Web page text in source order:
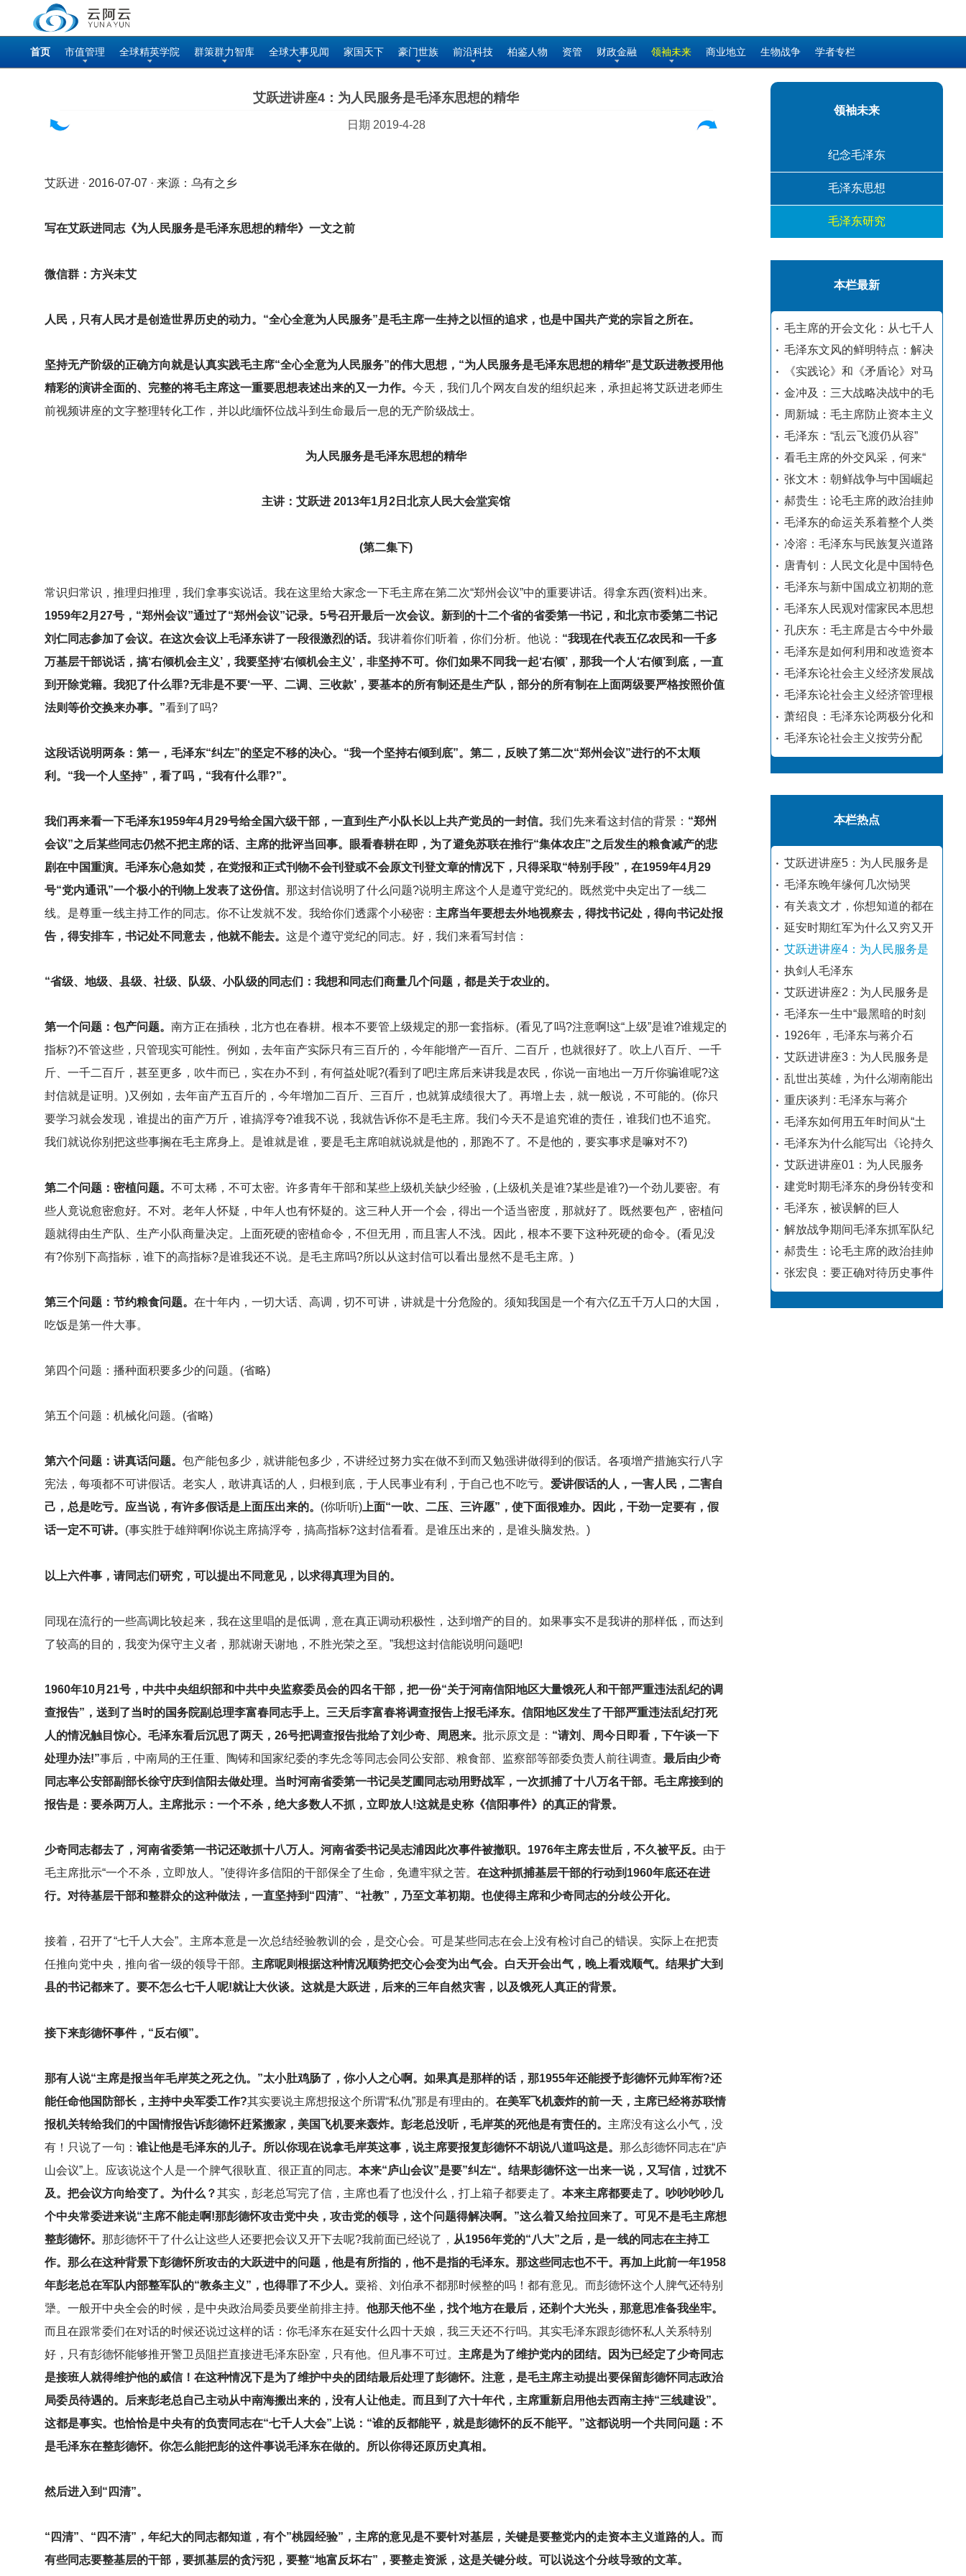
首页 市值管理 全球精英学院 群策群力智库 全球大事见闻 家国天下 豪门世族 前沿科技 柏鉴人物 资管 财政金融 领袖未来 商业地立 生物战争 学者专栏
艾跃进讲座4：为人民服务是毛泽东思想的精华
日期 2019-4-28
艾跃进 · 2016-07-07 · 来源：乌有之乡
写在艾跃进同志《为人民服务是毛泽东思想的精华》一文之前
微信群：方兴未艾
人民，只有人民才是创造世界历史的动力。“全心全意为人民服务”是毛主席一生持之以恒的追求，也是中国共产党的宗旨之所在。
坚持无产阶级的正确方向就是认真实践毛主席“全心全意为人民服务”的伟大思想，“为人民服务是毛泽东思想的精华”是艾跃进教授用他
精彩的演讲全面的、完整的将毛主席这一重要思想表述出来的又一力作。 今天，我们几个网友自发的组织起来，承担起将艾跃进老师生
前视频讲座的文字整理转化工作，并以此缅怀位战斗到生命最后一息的无产阶级战士。
为人民服务是毛泽东思想的精华
主讲：艾跃进 2013年1月2日北京人民大会堂宾馆
(第二集下)
常识归常识，推理归推理，我们拿事实说话。我在这里给大家念一下毛主席在第二次“郑州会议”中的重要讲话。得拿东西(资料)出来。
1959年2月27号，“郑州会议”通过了“郑州会议”记录。5号召开最后一次会议。新到的十二个省的省委第一书记，和北京市委第二书记
刘仁同志参加了会议。在这次会议上毛泽东讲了一段很激烈的话。 我讲着你们听着，你们分析。他说： “我现在代表五亿农民和一千多
万基层干部说话，搞‘右倾机会主义’，我要坚持‘右倾机会主义’，非坚持不可。你们如果不同我一起‘右倾’，那我一个人‘右倾’到底，一直
到开除党籍。我犯了什么罪?无非是不要‘一平、二调、三收款’，要基本的所有制还是生产队，部分的所有制在上面两级要严格按照价值
法则等价交换来办事。”看到了吗?
这段话说明两条：第一，毛泽东“纠左”的坚定不移的决心。“我一个坚持右倾到底”。第二，反映了第二次“郑州会议”进行的不太顺
利。“我一个人坚持”，看了吗，“我有什么罪?”。
我们再来看一下毛泽东1959年4月29号给全国六级干部，一直到生产小队长以上共产党员的一封信。 我们先来看这封信的背景： “郑州
会议”之后某些同志仍然不把主席的话、主席的批评当回事。眼看春耕在即，为了避免苏联在推行“集体农庄”之后发生的粮食减产的悲
剧在中国重演。毛泽东心急如焚，在党报和正式刊物不会刊登或不会原文刊登文章的情况下，只得采取“特别手段”，在1959年4月29
号“党内通讯”一个极小的刊物上发表了这份信。 那这封信说明了什么问题?说明主席这个人是遵守党纪的。既然党中央定出了一线二
线。是尊重一线主持工作的同志。你不让发就不发。我给你们透露个小秘密： 主席当年要想去外地视察去，得找书记处，得向书记处报
告，得安排车，书记处不同意去，他就不能去。 这是个遵守党纪的同志。好，我们来看写封信：
“省级、地级、县级、社级、队级、小队级的同志们：我想和同志们商量几个问题，都是关于农业的。
第一个问题：包产问题。 南方正在插秧，北方也在春耕。根本不要管上级规定的那一套指标。(看见了吗?注意啊!这“上级”是谁?谁规定的
指标?)不管这些，只管现实可能性。例如，去年亩产实际只有三百斤的，今年能增产一百斤、二百斤，也就很好了。吹上八百斤、一千
斤、一千二百斤，甚至更多，吹牛而已，实在办不到，有何益处呢?(看到了吧!主席后来讲我是农民，你说一亩地出一万斤你骗谁呢?这
封信就是证明。)又例如，去年亩产五百斤的，今年增加二百斤、三百斤，也就算成绩很大了。再增上去，就一般说，不可能的。(你只
要学习就会发现，谁提出的亩产万斤，谁搞浮夸?谁我不说，我就告诉你不是毛主席。我们今天不是追究谁的责任，谁我们也不追究。
我们就说你别把这些事搁在毛主席身上。是谁就是谁，要是毛主席咱就说就是他的，那跑不了。不是他的，要实事求是嘛对不?)
第二个问题：密植问题。 不可太稀，不可太密。许多青年干部和某些上级机关缺少经验，(上级机关是谁?某些是谁?)一个劲儿要密。有
些人竟说愈密愈好。不对。老年人怀疑，中年人也有怀疑的。这三种人开一个会，得出一个适当密度，那就好了。既然要包产，密植问
题就得由生产队、生产小队商量决定。上面死硬的密植命令，不但无用，而且害人不浅。因此，根本不要下这种死硬的命令。(看见没
有?你别下高指标，谁下的高指标?是谁我还不说。是毛主席吗?所以从这封信可以看出显然不是毛主席。)
第三个问题：节约粮食问题。 在十年内，一切大话、高调，切不可讲，讲就是十分危险的。须知我国是一个有六亿五千万人口的大国，
吃饭是第一件大事。
第四个问题：播种面积要多少的问题。(省略)
第五个问题：机械化问题。(省略)
第六个问题：讲真话问题。 包产能包多少，就讲能包多少，不讲经过努力实在做不到而又勉强讲做得到的假话。各项增产措施实行八字
宪法，每项都不可讲假话。老实人，敢讲真话的人，归根到底，于人民事业有利，于自己也不吃亏。 爱讲假话的人，一害人民，二害自
己，总是吃亏。应当说，有许多假话是上面压出来的。 (你听听) 上面“一吹、二压、三许愿”，使下面很难办。因此，干劲一定要有，假
话一定不可讲。 (事实胜于雄辩啊!你说主席搞浮夸，搞高指标?这封信看看。是谁压出来的，是谁头脑发热。)
以上六件事，请同志们研究，可以提出不同意见，以求得真理为目的。
同现在流行的一些高调比较起来，我在这里唱的是低调，意在真正调动积极性，达到增产的目的。如果事实不是我讲的那样低，而达到
了较高的目的，我变为保守主义者，那就谢天谢地，不胜光荣之至。”我想这封信能说明问题吧!
1960年10月21号，中共中央组织部和中共中央监察委员会的四名干部，把一份“关于河南信阳地区大量饿死人和干部严重违法乱纪的调
查报告”，送到了当时的国务院副总理李富春同志手上。三天后李富春将调查报告上报毛泽东。信阳地区发生了干部严重违法乱纪打死
人的情况触目惊心。毛泽东看后沉思了两天，26号把调查报告批给了刘少奇、周恩来。 批示原文是： “请刘、周今日即看，下午谈一下
处理办法!”事后，中南局的王任重、陶铸和国家纪委的李先念等同志会同公安部、粮食部、监察部等部委负责人前往调查。 最后由少奇
同志率公安部副部长徐守庆到信阳去做处理。当时河南省委第一书记吴芝圃同志动用野战军，一次抓捕了十八万名干部。毛主席接到的
报告是：要杀两万人。主席批示：一个不杀，绝大多数人不抓，立即放人!这就是史称《信阳事件》的真正的背景。
少奇同志都去了，河南省委第一书记还敢抓十八万人。河南省委书记吴志浦因此次事件被撤职。1976年主席去世后，不久被平反。 由于
毛主席批示“一个不杀，立即放人。”使得许多信阳的干部保全了生命，免遭牢狱之苦。 在这种抓捕基层干部的行动到1960年底还在进
行。对待基层干部和整群众的这种做法，一直坚持到“四清”、“社教”，乃至文革初期。也使得主席和少奇同志的分歧公开化。
接着，召开了“七千人大会”。主席本意是一次总结经验教训的会，是交心会。可是某些同志在会上没有检讨自己的错误。实际上在把责
任推向党中央，推向省一级的领导干部。 主席呢则根据这种情况顺势把交心会变为出气会。白天开会出气，晚上看戏顺气。结果扩大到
县的书记都来了。要不怎么七千人呢!就让大伙谈。这就是大跃进，后来的三年自然灾害，以及饿死人真正的背景。
接下来彭德怀事件，“反右倾”。
那有人说“主席是报当年毛岸英之死之仇。”太小肚鸡肠了，你小人之心啊。如果真是那样的话，那1955年还能授予彭德怀元帅军衔?还
能任命他国防部长，主持中央军委工作?其实要说主席想报这个所谓“私仇”那是有理由的。 在美军飞机轰炸的前一天，主席已经将苏联情
报机关转给我们的中国情报告诉彭德怀赶紧搬家，美国飞机要来轰炸。彭老总没听，毛岸英的死他是有责任的。 主席没有这么小气，没
有！只说了一句： 谁让他是毛泽东的儿子。所以你现在说拿毛岸英这事，说主席要报复彭德怀不胡说八道吗这是。 那么彭德怀同志在“庐
山会议”上。应该说这个人是一个脾气很耿直、很正直的同志。 本来“庐山会议”是要”纠左“。结果彭德怀这一出来一说，又写信，过犹不
及。把会议方向给变了。为什么？其实，彭老总写完了信，主席也看了也没什么，打上箱子都要走了。 本来主席都要走了。吵吵吵吵几
个中央常委进来说“主席不能走啊!那彭德怀攻击党中央，攻击党的领导，这个问题得解决啊。”这么着又给拉回来了。可见不是毛主席想
整彭德怀。 那彭德怀干了什么让这些人还要把会议又开下去呢?我前面已经说了， 从1956年党的“八大”之后，是一线的同志在主持工
作。那么在这种背景下彭德怀所攻击的大跃进中的问题，他是有所指的，他不是指的毛泽东。那这些同志也不干。再加上此前一年1958
年彭老总在军队内部整军队的“教条主义”，也得罪了不少人。 粟裕、刘伯承不都那时候整的吗！都有意见。而彭德怀这个人脾气还特别
犟。一般开中央全会的时候，是中央政治局委员要坐前排主持。 他那天他不坐，找个地方在最后，还剃个大光头，那意思准备我坐牢。
而且在跟常委们在对话的时候还说过这样的话：你毛泽东在延安什么四十天娘，我三天还不行吗。其实毛泽东跟彭德怀私人关系特别
好，只有彭德怀能够推开警卫员阻拦直接进毛泽东卧室，只有他。但凡事不可过。 主席是为了维护党内的团结。因为已经定了少奇同志
是接班人就得维护他的威信！在这种情况下是为了维护中央的团结最后处理了彭德怀。注意，是毛主席主动提出要保留彭德怀同志政治
局委员待遇的。后来彭老总自己主动从中南海搬出来的，没有人让他走。而且到了六十年代，主席重新启用他去西南主持“三线建设”。
这都是事实。也恰恰是中央有的负责同志在“七千人大会”上说：“谁的反都能平，就是彭德怀的反不能平。”这都说明一个共同问题：不
是毛泽东在整彭德怀。你怎么能把彭的这件事说毛泽东在做的。所以你得还原历史真相。
然后进入到“四清”。
“四清”、“四不清”，年纪大的同志都知道，有个”桃园经验”，主席的意见是不要针对基层，关键是要整党内的走资本主义道路的人。而
有些同志要整基层的干部，要抓基层的贪污犯，要整“地富反坏右”，要整走资派，这是关键分歧。可以说这个分歧导致的文革。
领袖未来
纪念毛泽东
毛泽东思想
毛泽东研究
本栏最新
毛主席的开会文化：从七千人
毛泽东文风的鲜明特点：解决
《实践论》和《矛盾论》对马
金冲及：三大战略决战中的毛
周新城：毛主席防止资本主义
毛泽东：“乱云飞渡仍从容”
看毛主席的外交风采，何来“
张文木：朝鲜战争与中国崛起
郝贵生：论毛主席的政治挂帅
毛泽东的命运关系着整个人类
冷溶：毛泽东与民族复兴道路
唐青钊：人民文化是中国特色
毛泽东与新中国成立初期的意
毛泽东人民观对儒家民本思想
孔庆东：毛主席是古今中外最
毛泽东是如何利用和改造资本
毛泽东论社会主义经济发展战
毛泽东论社会主义经济管理根
萧绍良：毛泽东论两极分化和
毛泽东论社会主义按劳分配
本栏热点
艾跃进讲座5：为人民服务是
毛泽东晚年缘何几次恸哭
有关袁文才，你想知道的都在
延安时期红军为什么又穷又开
艾跃进讲座4：为人民服务是
执剑人毛泽东
艾跃进讲座2：为人民服务是
毛泽东一生中“最黑暗的时刻
1926年，毛泽东与蒋介石
艾跃进讲座3：为人民服务是
乱世出英雄，为什么湖南能出
重庆谈判 : 毛泽东与蒋介
毛泽东如何用五年时间从“土
毛泽东为什么能写出《论持久
艾跃进讲座01：为人民服务
建党时期毛泽东的身份转变和
毛泽东，被误解的巨人
解放战争期间毛泽东抓军队纪
郝贵生：论毛主席的政治挂帅
张宏良：要正确对待历史事件